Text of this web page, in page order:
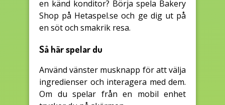
en känd konditor? Börja spela Bakery
Shop på Hetaspel.se och ge dig ut på
en söt och smakrik resa.
Så här spelar du
Använd vänster musknapp för att välja
ingredienser och interagera med dem.
Om du spelar från en mobil enhet